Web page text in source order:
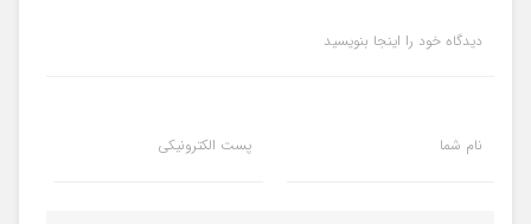
دیدگاه خود را اینجا بنویسید
نام شما پست الکترونیکی